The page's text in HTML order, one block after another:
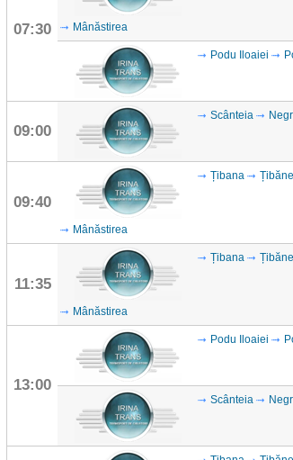
07:30 Mânăstirea
Podu Iloaiei
09:00
Scânteia
09:40
Țibana
Mânăstirea
11:35
Țibana
Mânăstirea
13:00
Podu Iloaiei
Scânteia